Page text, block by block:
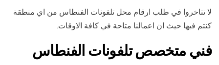
لا تتاخروا في طلب ارقام محل تلفونات الفنطاس من اي منطقة
كنتم فيها حيث ان اعمالنا متاحة في كافة الاوقات.
فني متخصص تلفونات الفنطاس